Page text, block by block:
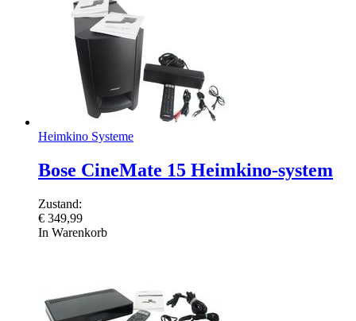
Heimkino Systeme
Bose CineMate 15 Heimkino-system
Zustand:
€ 349,99
In Warenkorb